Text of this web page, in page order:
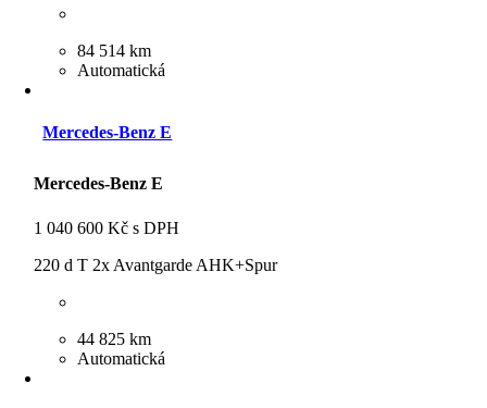
84 514 km
Automatická
Mercedes-Benz E
Mercedes-Benz E
1 040 600 Kč s DPH
220 d T 2x Avantgarde AHK+Spur
44 825 km
Automatická